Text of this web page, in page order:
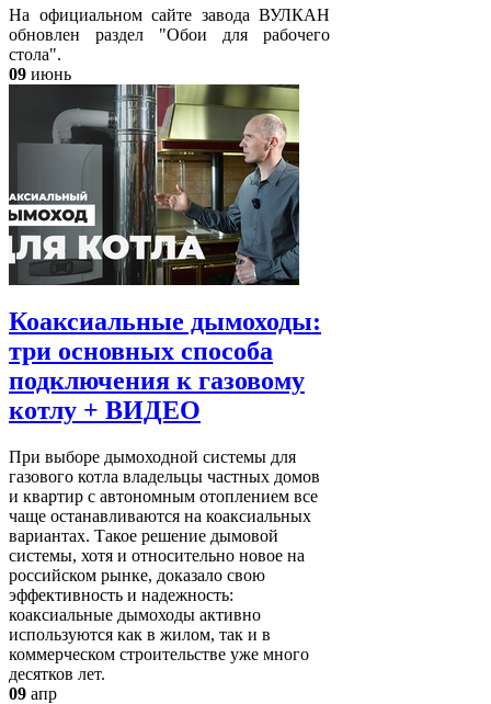
На официальном сайте завода ВУЛКАН
обновлен раздел "Обои для рабочего
стола".
09 июнь
Коаксиальные дымоходы:
три основных способа
подключения к газовому
котлу + ВИДЕО
При выборе дымоходной системы для
газового котла владельцы частных домов
и квартир с автономным отоплением все
чаще останавливаются на коаксиальных
вариантах. Такое решение дымовой
системы, хотя и относительно новое на
российском рынке, доказало свою
эффективность и надежность:
коаксиальные дымоходы активно
используются как в жилом, так и в
коммерческом строительстве уже много
десятков лет.
09 апр